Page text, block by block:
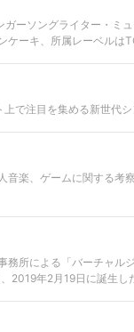
ガーソングライター・ミ
ーキ、所属レーベルは
で注目を集める新世代シ
音楽、ゲームに関する考
務所による「バーチャル
2019年2月19日に誕生し